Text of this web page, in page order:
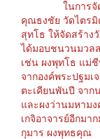
ในการจัดสร้า
คุณธงชัย วัดไตรมิ
สุทโธ ให้จัดสร้า
ได้มอบชนวนมวล
เช่น ผงพุทโธ แม่
จากองค์พระปฐมเ
ตะเคียนพันปี จา
และผงว่านมหาม
เกจิอาจารย์อีกมา
กุมาร ผงพุทธคุณ